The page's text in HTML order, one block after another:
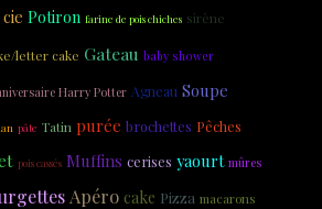
Potiron farine de pois chiches sirène
letter cake Gateau baby shower
Harry Potter Agneau Soupe
pâte Tatin purée brochettes Pêches
pois cassés Muffins cerises yaourt mûres
Apéro cake Pizza macarons